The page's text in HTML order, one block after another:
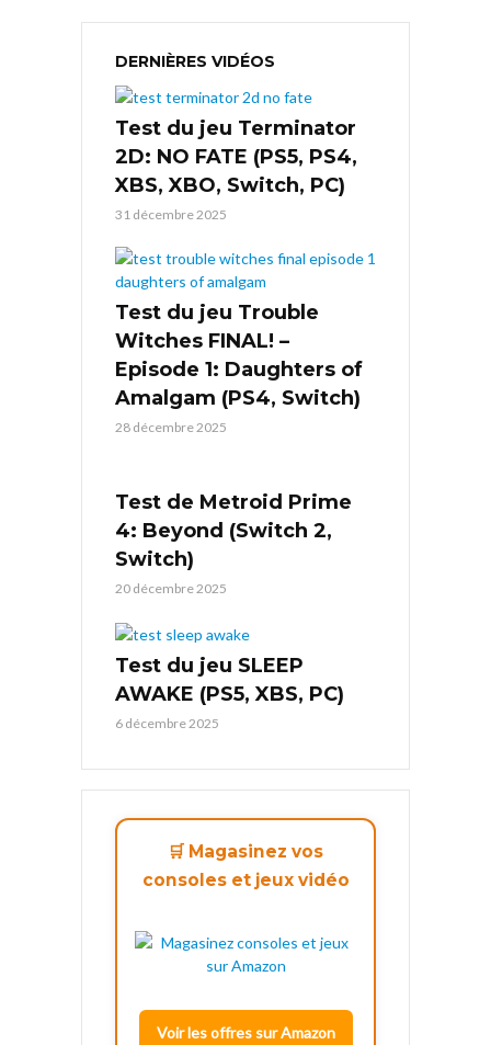
DERNIÈRES VIDÉOS
Test du jeu Terminator
2D: NO FATE (PS5, PS4,
XBS, XBO, Switch, PC)
31 décembre 2025
Test du jeu Trouble
Witches FINAL! –
Episode 1: Daughters of
Amalgam (PS4, Switch)
28 décembre 2025
Test de Metroid Prime
4: Beyond (Switch 2,
Switch)
20 décembre 2025
Test du jeu SLEEP
AWAKE (PS5, XBS, PC)
6 décembre 2025
🛒 Magasinez vos
consoles et jeux vidéo
Voir les offres sur Amazon